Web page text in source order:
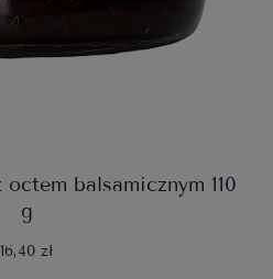
balsamicznym 110
g
16,40 zł